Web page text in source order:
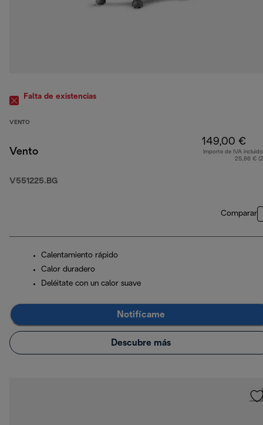
Falta de existencias
VENTO
Vento
V551225.BG
149,00 €
Importe de IVA
25,86 €
Comparar
Calentamiento rápido
Calor duradero
Deléitate con un calor suave
Notifícame
Descubre más